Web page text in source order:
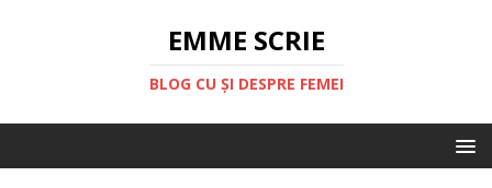
EMME SCRIE
BLOG CU ȘI DESPRE FEMEI